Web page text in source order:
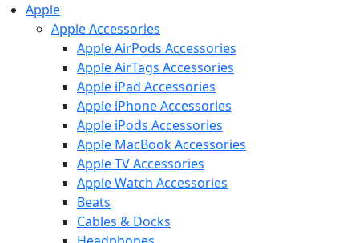
Apple
Apple Accessories
Apple AirPods Accessories
Apple AirTags Accessories
Apple iPad Accessories
Apple iPhone Accessories
Apple iPods Accessories
Apple MacBook Accessories
Apple TV Accessories
Apple Watch Accessories
Beats
Cables & Docks